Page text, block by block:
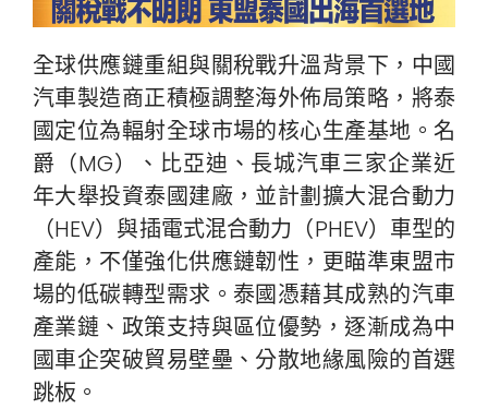
全球供應鏈重組與關稅戰升溫背景下，中國
汽車製造商正積極調整海外佈局策略，將泰
國定位為輻射全球市場的核心生產基地。名
爵（MG）、比亞迪、長城汽車三家企業近
年大舉投資泰國建廠，並計劃擴大混合動力
（HEV）與插電式混合動力（PHEV）車型的
產能，不僅強化供應鏈韌性，更瞄準東盟市
場的低碳轉型需求。泰國憑藉其成熟的汽車
產業鏈、政策支持與區位優勢，逐漸成為中
國車企突破貿易壁壘、分散地緣風險的首選
跳板。